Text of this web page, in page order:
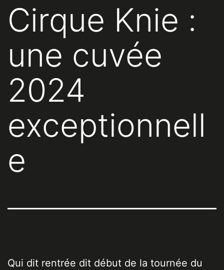
Cirque Knie :
une cuvée
2024
exceptionnell
e
Qui dit rentrée dit début de la tournée du